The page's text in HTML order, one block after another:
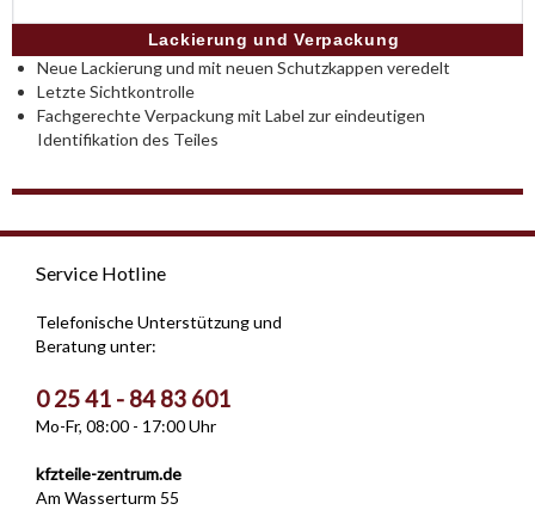
Lackierung und Verpackung
Neue Lackierung und mit neuen Schutzkappen veredelt
Letzte Sichtkontrolle
Fachgerechte Verpackung mit Label zur eindeutigen
Identifikation des Teiles
Service Hotline
Telefonische Unterstützung und
Beratung unter:
0 25 41 - 84 83 601
Mo-Fr, 08:00 - 17:00 Uhr
kfzteile-zentrum.de
Am Wasserturm 55